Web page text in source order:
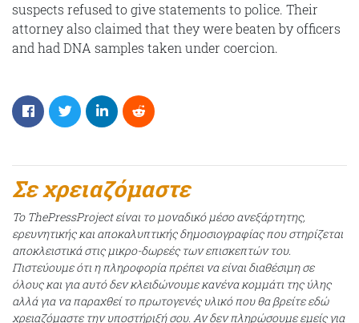
suspects refused to give statements to police. Their
attorney also claimed that they were beaten by officers
and had DNA samples taken under coercion.
Σε χρειαζόμαστε
Το ThePressProject είναι το μοναδικό μέσο ανεξάρτητης,
ερευνητικής και αποκαλυπτικής δημοσιογραφίας που στηρίζεται
αποκλειστικά στις μικρο-δωρεές των επισκεπτών του.
Πιστεύουμε ότι η πληροφορία πρέπει να είναι διαθέσιμη σε
όλους και για αυτό δεν κλειδώνουμε κανένα κομμάτι της ύλης
αλλά για να παραχθεί το πρωτογενές υλικό που θα βρείτε εδώ
χρειαζόμαστε την υποστήριξή σου. Αν δεν πληρώσουμε εμείς για